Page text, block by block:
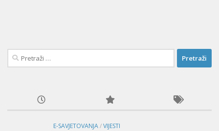
Pretraži:
E-SAVJETOVANJA/VIJESTI